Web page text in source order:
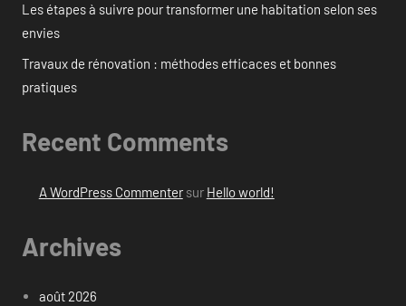
Les étapes à suivre pour transformer une habitation selon ses
envies
Travaux de rénovation : méthodes efficaces et bonnes
pratiques
Recent Comments
A WordPress Commentersur Hello world!
Archives
août 2026